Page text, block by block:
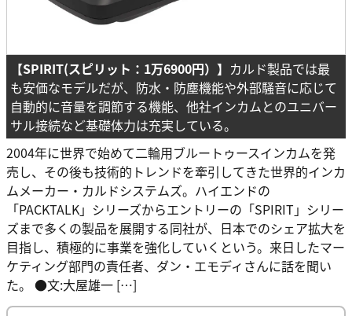
【SPIRIT(スピリット：1万6900円）】 カルド製品では最
も安価なモデルだが、防水・防塵機能や外部騒音に応じて
自動的に音量を調節する機能、他社インカムとのユニバー
サル接続など基礎体力は充実している。
2004年に世界で始めて二輪用ブルートゥースインカムを発
売し、その後も技術的トレンドを牽引してきた世界的インカ
ムメーカー・カルドシステムズ。ハイエンドの
「PACKTALK」シリーズからエントリーの「SPIRIT」シリー
ズまで多くの製品を展開する同社が、日本でのシェア拡大を
目指し、積極的に事業を強化していくという。来日したマー
ケティング部門の責任者、ダン・エモディさんに話を聞い
た。 ●文:大屋雄一 […]